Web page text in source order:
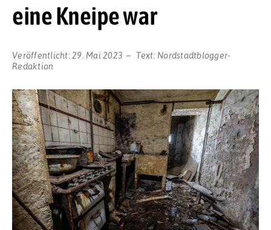
eine Kneipe war
Veröffentlicht: 29. Mai 2023 Text: Nordstadtblogger-
Redaktion